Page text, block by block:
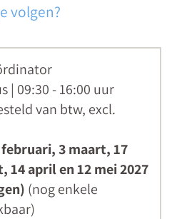
volgen?
| 09:30 - 16:00 uur
van btw, excl.
3 maart, 17
14 april en 12 mei 2027
(nog enkele